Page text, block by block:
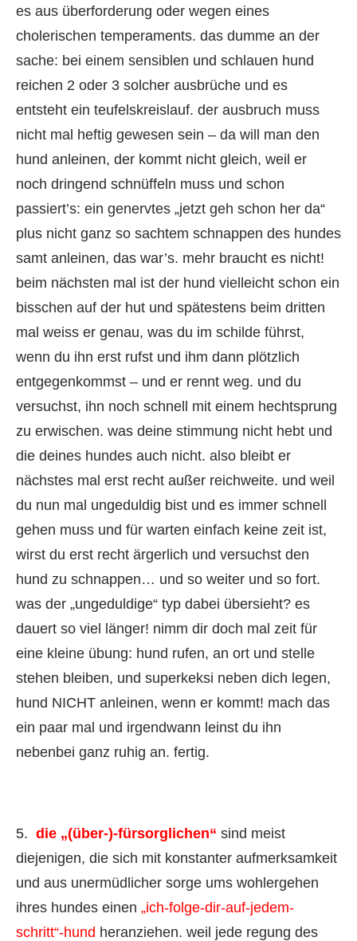
es aus überforderung oder wegen eines
cholerischen temperaments. das dumme an der
sache: bei einem sensiblen und schlauen hund
reichen 2 oder 3 solcher ausbrüche und es
entsteht ein teufelskreislauf. der ausbruch muss
nicht mal heftig gewesen sein – da will man den
hund anleinen, der kommt nicht gleich, weil er
noch dringend schnüffeln muss und schon
passiert’s: ein genervtes „jetzt geh schon her da“
plus nicht ganz so sachtem schnappen des hundes
samt anleinen, das war’s. mehr braucht es nicht!
beim nächsten mal ist der hund vielleicht schon ein
bisschen auf der hut und spätestens beim dritten
mal weiss er genau, was du im schilde führst,
wenn du ihn erst rufst und ihm dann plötzlich
entgegenkommst – und er rennt weg. und du
versuchst, ihn noch schnell mit einem hechtsprung
zu erwischen. was deine stimmung nicht hebt und
die deines hundes auch nicht. also bleibt er
nächstes mal erst recht außer reichweite. und weil
du nun mal ungeduldig bist und es immer schnell
gehen muss und für warten einfach keine zeit ist,
wirst du erst recht ärgerlich und versuchst den
hund zu schnappen… und so weiter und so fort.
was der „ungeduldige“ typ dabei übersieht? es
dauert so viel länger! nimm dir doch mal zeit für
eine kleine übung: hund rufen, an ort und stelle
stehen bleiben, und superkeksi neben dich legen,
hund NICHT anleinen, wenn er kommt! mach das
ein paar mal und irgendwann leinst du ihn
nebenbei ganz ruhig an. fertig.
5. die „(über-)-fürsorglichen“ sind meist
diejenigen, die sich mit konstanter aufmerksamkeit
und aus unermüdlicher sorge ums wohlergehen
ihres hundes einen „ich-folge-dir-auf-jedem-
schritt“-hund heranziehen. weil jede regung des